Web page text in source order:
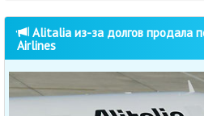
Alitalia из-за долгов продала
Airlines